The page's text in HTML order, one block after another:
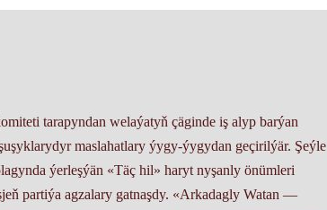
tarapyndan welaýatyň çäginde iş alyp barýan
maslahatlary ýygy-ýygydan geçirilýär. Şeýle
ýerleşýän «Täç hil» haryt nyşanly önümleri
partiýa agzalary gatnaşdy. «Arkadagly Watan —